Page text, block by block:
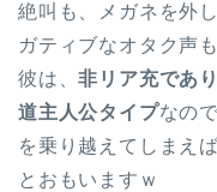
絶叫も、メガネを外
ガティブなオタク声
彼は、非リア充であ
道主人公タイプなの
を乗り越えてしまえ
とおもいますｗ